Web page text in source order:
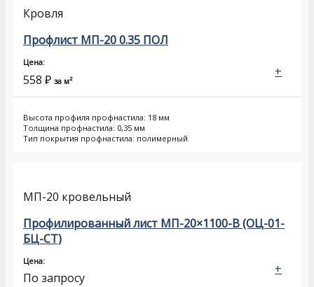
Кровля
Профлист МП-20 0.35 ПОЛ
Цена:
558 ₽ за м²
Высота профиля профнастила: 18 мм
Толщина профнастила: 0,35 мм
Тип покрытия профнастила: полимерный
+
МП-20 кровельный
Профилированный лист МП-20×1100-B (ОЦ-01-
БЦ-СТ)
Цена:
По запросу
+